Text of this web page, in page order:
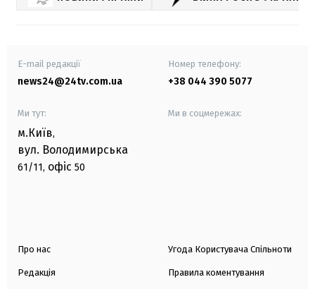
E-mail редакції
news24@24tv.com.ua
Номер телефону:
+38 044 390 5077
Ми тут:
м.Київ,
вул. Володимирська
61/11, офіс 50
Ми в соцмережах:
Про нас
Редакція
Угода Користувача Спільноти
Правила коментування